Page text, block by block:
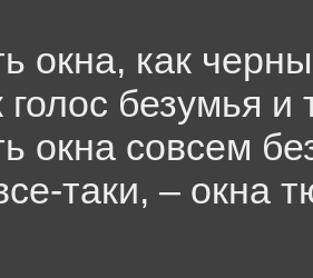
окна, как
голос безумья и
окна совсем
таки, – окна